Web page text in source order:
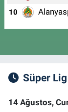
10
Süper
14 Ağustos,